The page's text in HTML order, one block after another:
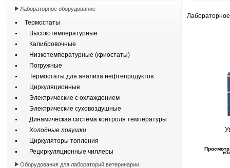
Лабораторное оборудование
Термостаты
Высокотемпературные
Калибровочные
Низкотемпературные (криостаты)
Погружные
Термостаты для анализа нефтепродуктов
Циркуляционные
Электрические с охлаждением
Электрические суховоздушные
Динамическая система контроля температуры
Холодные ловушки
Циркуляторы топления
Рециркуляционные чиллеры
Оборудования для лабораторий ветеринарии